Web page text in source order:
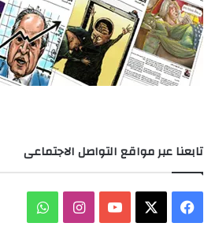
تابعنا عبر مواقع التواصل الاجتماعى
فيسبوك ‫YouTubeانستقرامواتساب